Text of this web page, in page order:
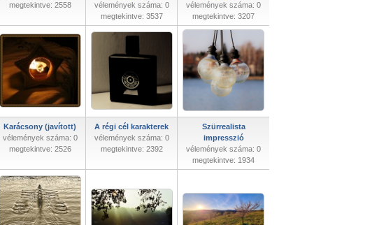
megtekintve: 2558
vélemények száma: 0
megtekintve: 3537
vélemények száma: 0
megtekintve: 3207
Karácsony (javított)
vélemények száma: 0
megtekintve: 2526
A régi cél karakterek
vélemények száma: 0
megtekintve: 2392
Szürrealista
impresszió
vélemények száma: 0
megtekintve: 1934